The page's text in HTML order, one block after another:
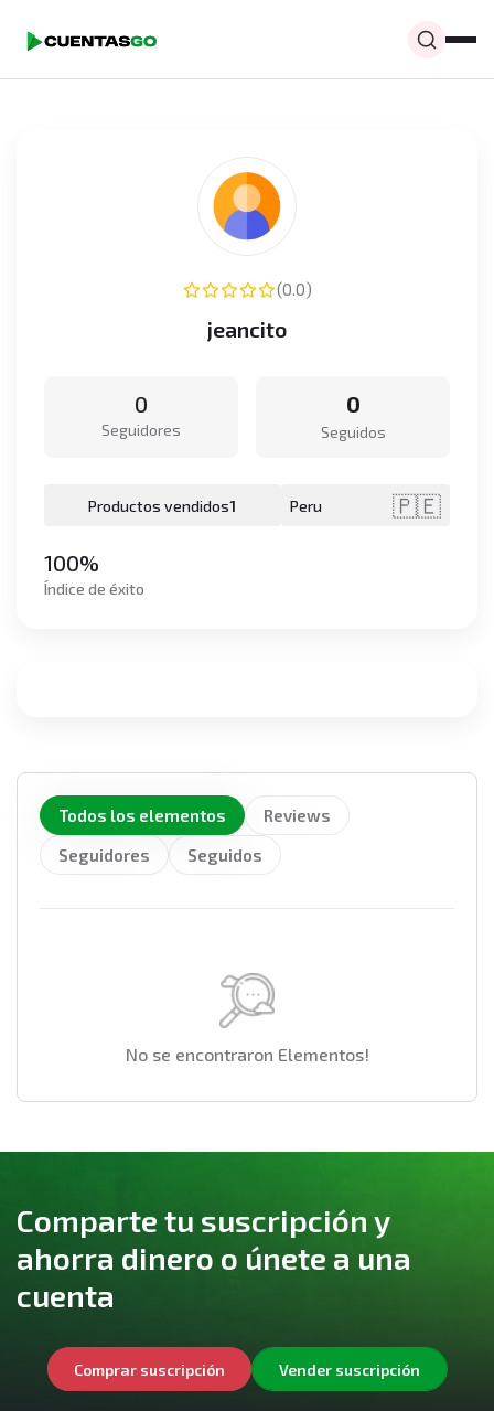
(0.0)
jeancito
0
Seguidores
0
Seguidos
Productos vendidos1 Peru 🇵🇪
100%
Índice de éxito
Todos los elementos
Reviews
Seguidores
Seguidos
No se encontraron Elementos!
Comparte tu suscripción y
ahorra dinero o únete a una
cuenta
Comprar suscripción Vender suscripción